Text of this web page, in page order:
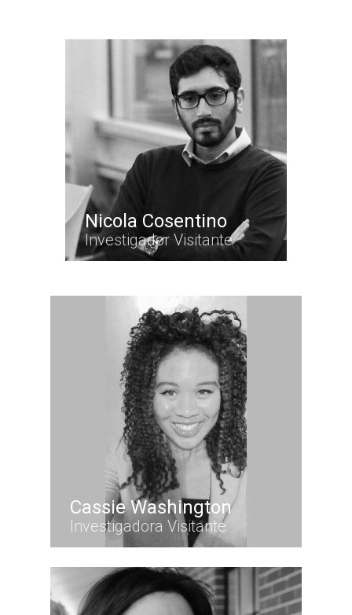
Nicola Cosentino
Investigador Visitante
Cassie Washington
Investigadora Visitante